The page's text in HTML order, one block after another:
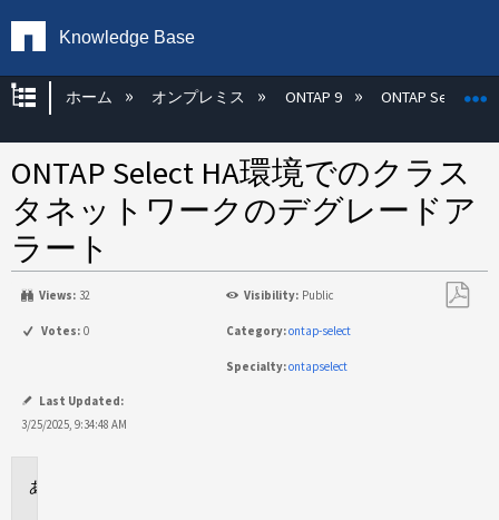
Knowledge Base
グローバル階層を展開/折りたたむ
ホーム オンプレミス ONTAP 9 ONTAP Select
ONTAP Select HA環境でのクラス
タネットワークのデグレードア
ラート
Views: 32 Visibility: Public
Votes: 0 Category:ontap-select
Specialty:ontapselect
Last Updated:
3/25/2025, 9:34:48 AM